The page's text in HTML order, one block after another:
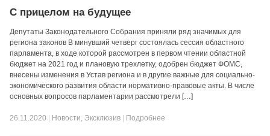
С прицелом на будущее
Депутаты Законодательного Собрания приняли ряд значимых для
региона законов В минувший четверг состоялась сессия областного
парламента, в ходе которой рассмотрен в первом чтении областной
бюджет на 2021 год и плановую трехлетку, одобрен бюджет ФОМС,
внесены изменения в Устав региона и в другие важные для социально-
экономического развития области нормативно-правовые акты. В числе
основных вопросов парламентарии рассмотрели […]
26.11.2020 Новости, Эксклюзив Подробнее